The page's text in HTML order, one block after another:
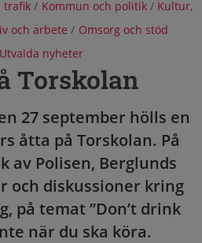
trafik/ Kommun och politik/ Kultur,
och arbete / Omsorg och stöd
Utvalda nyheter
Torskolan
27 september hölls en
åtta på Torskolan. På
av Polisen, Berglunds
och diskussioner kring
på temat ”Don’t drink
när du ska köra.